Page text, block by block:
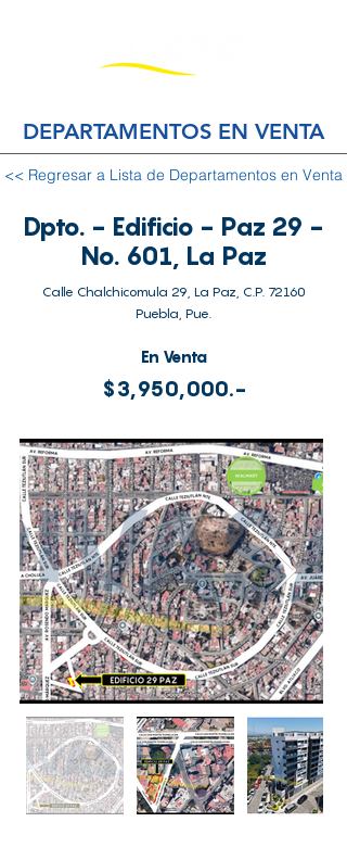
DEPARTAMENTOS EN VENTA
<< Regresar a Lista de Departamentos en Venta
Dpto. - Edificio - Paz 29 -
No. 601, La Paz
Calle Chalchicomula 29, La Paz, C.P. 72160
Puebla, Pue.
En Venta
$3,950,000.-